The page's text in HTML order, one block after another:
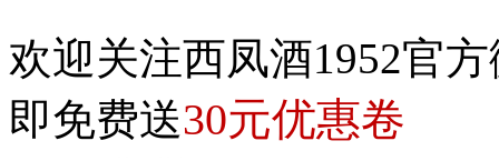
欢迎关注西凤酒1952官
即免费送30元优惠卷